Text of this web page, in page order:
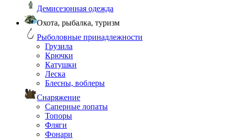
Демисезонная одежда
Охота, рыбалка, туризм
Рыболовные принадлежности
Грузила
Крючки
Катушки
Леска
Блесны, воблеры
Снаряжение
Саперные лопаты
Топоры
Фляги
Фонари